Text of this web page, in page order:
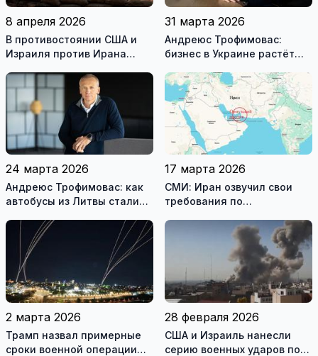
8 апреля 2026
В противостоянии США и
Израиля против Ирана
перемирие
31 марта 2026
Андреюс Трофимовас:
бизнес в Украине растёт
24 марта 2026
Андреюс Трофимовас: как
автобусы из Литвы стали
охваченного огнём
Мариуполя (фотогалерея)
17 марта 2026
СМИ: Иран озвучил свои
требования по
2 марта 2026
Трамп назвал примерные
сроки военной операции
28 февраля 2026
США и Израиль нанесли
серию военных ударов по